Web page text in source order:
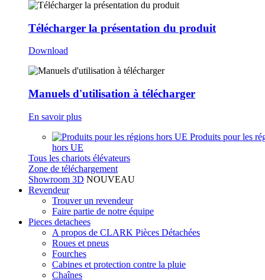
Télécharger la présentation du produit
Download
Manuels d'utilisation à télécharger
En savoir plus
Produits pour les
hors UE
Tous les chariots élévateurs
Zone de téléchargement
Showroom 3D NOUVEAU
Revendeur
Trouver un revendeur
Faire partie de notre équipe
Pieces detachees
A propos de CLARK Pièces Détachées
Roues et pneus
Fourches
Cabines et protection contre la pluie
Chaînes